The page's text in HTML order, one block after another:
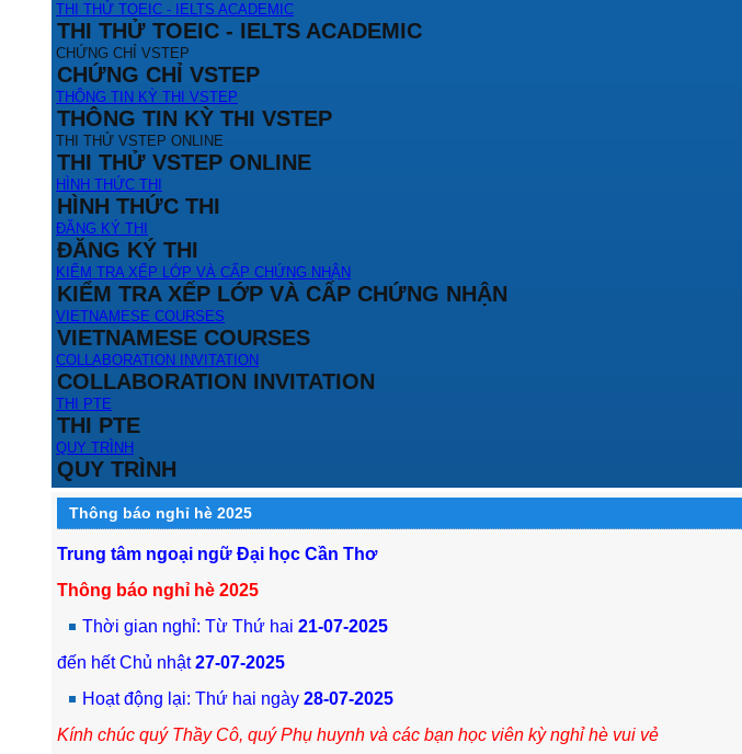
THI THỬ TOEIC - IELTS ACADEMIC
THI THỬ TOEIC - IELTS ACADEMIC
CHỨNG CHỈ VSTEP
CHỨNG CHỈ VSTEP
THÔNG TIN KỲ THI VSTEP
THÔNG TIN KỲ THI VSTEP
THI THỬ VSTEP ONLINE
THI THỬ VSTEP ONLINE
HÌNH THỨC THI
HÌNH THỨC THI
ĐĂNG KÝ THI
ĐĂNG KÝ THI
KIỂM TRA XẾP LỚP VÀ CẤP CHỨNG NHẬN
KIỂM TRA XẾP LỚP VÀ CẤP CHỨNG NHẬN
VIETNAMESE COURSES
VIETNAMESE COURSES
COLLABORATION INVITATION
COLLABORATION INVITATION
THI PTE
THI PTE
QUY TRÌNH
QUY TRÌNH
Thông báo nghỉ hè 2025
Trung tâm ngoại ngữ Đại học Cần Thơ
Thông báo nghỉ hè 2025
Thời gian nghỉ: Từ Thứ hai 21-07-2025
đến hết Chủ nhật27-07-2025
Hoạt động lại: Thứ hai ngày 28-07-2025
Kính chúc quý Thầy Cô, quý Phụ huynh và các bạn học viên kỳ nghỉ hè vui vẻ